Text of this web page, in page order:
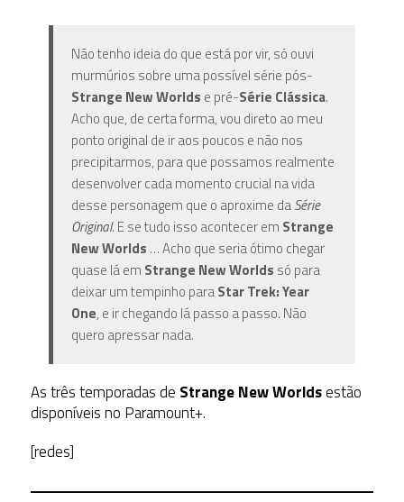
Não tenho ideia do que está por vir, só ouvi
murmúrios sobre uma possível série pós-
Strange New Worlds e pré-Série Clássica.
Acho que, de certa forma, vou direto ao meu
ponto original de ir aos poucos e não nos
precipitarmos, para que possamos realmente
desenvolver cada momento crucial na vida
desse personagem que o aproxime daSérie
Original. E se tudo isso acontecer em Strange
New Worlds … Acho que seria ótimo chegar
quase lá em Strange New Worlds só para
deixar um tempinho paraStar Trek: Year
One, e ir chegando lá passo a passo. Não
quero apressar nada.
As três temporadas de Strange New Worldsestão
disponíveis no Paramount+.
[redes]